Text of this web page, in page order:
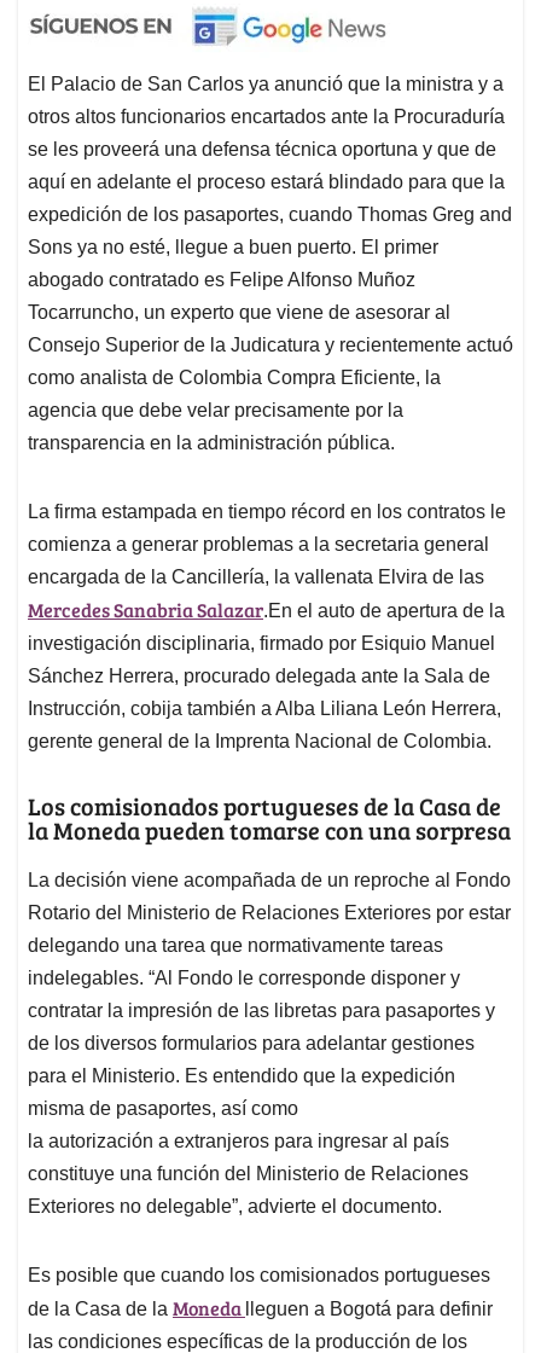
El Palacio de San Carlos ya anunció que la ministra y a
otros altos funcionarios encartados ante la Procuraduría
se les proveerá una defensa técnica oportuna y que de
aquí en adelante el proceso estará blindado para que la
expedición de los pasaportes, cuando Thomas Greg and
Sons ya no esté, llegue a buen puerto. El primer
abogado contratado es Felipe Alfonso Muñoz
Tocarruncho, un experto que viene de asesorar al
Consejo Superior de la Judicatura y recientemente actuó
como analista de Colombia Compra Eficiente, la
agencia que debe velar precisamente por la
transparencia en la administración pública.
La firma estampada en tiempo récord en los contratos le
comienza a generar problemas a la secretaria general
encargada de la Cancillería, la vallenata Elvira de las
Mercedes Sanabria Salazar.En el auto de apertura de la
investigación disciplinaria, firmado por Esiquio Manuel
Sánchez Herrera, procurado delegada ante la Sala de
Instrucción, cobija también a Alba Liliana León Herrera,
gerente general de la Imprenta Nacional de Colombia.
Los comisionados portugueses de la Casa de
la Moneda pueden tomarse con una sorpresa
La decisión viene acompañada de un reproche al Fondo
Rotario del Ministerio de Relaciones Exteriores por estar
delegando una tarea que normativamente tareas
indelegables. “Al Fondo le corresponde disponer y
contratar la impresión de las libretas para pasaportes y
de los diversos formularios para adelantar gestiones
para el Ministerio. Es entendido que la expedición
misma de pasaportes, así como
la autorización a extranjeros para ingresar al país
constituye una función del Ministerio de Relaciones
Exteriores no delegable”, advierte el documento.
Es posible que cuando los comisionados portugueses
de la Casa de la Moneda
lleguen a Bogotá para definir
las condiciones específicas de la producción de los